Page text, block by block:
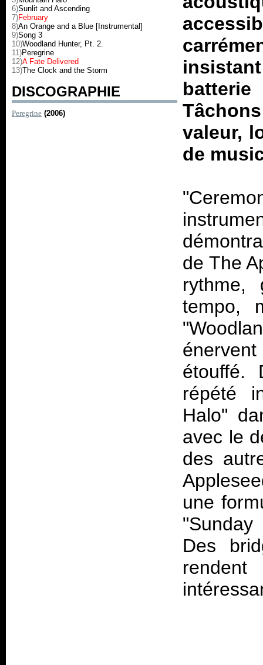
6)Sunlit and Ascending
7)February
8)An Orange and a Blue [Instrumental]
9)Song 3
10)Woodland Hunter, Pt. 2.
11)Peregrine
12)A Fate Delivered
13)The Clock and the Storm
DISCOGRAPHIE
Peregrine (2006)
valeur,
de
de The
rythme,
tempo,
étouffé.
répété
Halo"
avec le
des
une
"Sunday
Des